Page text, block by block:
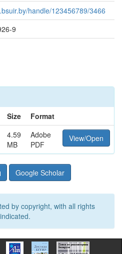
handle/123456789/3466
9
Size
Format
4.59
MB
Adobe
PDF
View/Open
Google Scholar
by copyright, with all rights